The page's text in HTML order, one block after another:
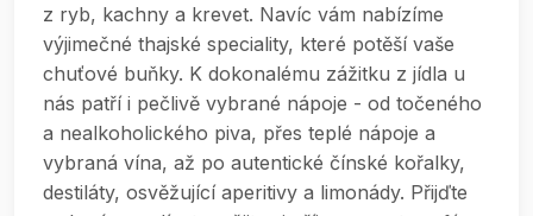
z ryb, kachny a krevet. Navíc vám nabízíme
výjimečné thajské speciality, které potěší vaše
chuťové buňky. K dokonalému zážitku z jídla u
nás patří i pečlivě vybrané nápoje - od točeného
a nealkoholického piva, přes teplé nápoje a
vybraná vína, až po autentické čínské kořalky,
destiláty, osvěžující aperitivy a limonády. Přijďte